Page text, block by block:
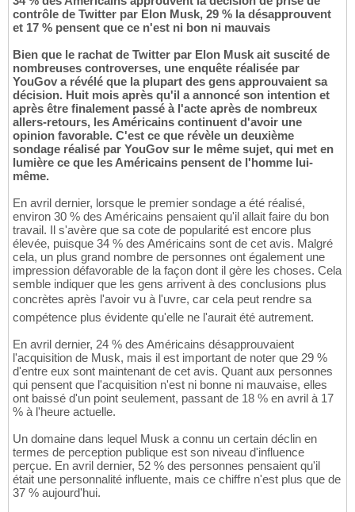
contrôle de Twitter par Elon Musk, 29 % la désapprouvent
et 17 % pensent que ce n'est ni bon ni mauvais
Bien que le rachat de Twitter par Elon Musk ait suscité de
nombreuses controverses, une enquête réalisée par
YouGov a révélé que la plupart des gens approuvaient sa
décision. Huit mois après qu'il a annoncé son intention et
après être finalement passé à l'acte après de nombreux
allers-retours, les Américains continuent d'avoir une
opinion favorable. C'est ce que révèle un deuxième
sondage réalisé par YouGov sur le même sujet, qui met en
lumière ce que les Américains pensent de l'homme lui-
même.
En avril dernier, lorsque le premier sondage a été réalisé,
environ 30 % des Américains pensaient qu'il allait faire du bon
travail. Il s'avère que sa cote de popularité est encore plus
élevée, puisque 34 % des Américains sont de cet avis. Malgré
cela, un plus grand nombre de personnes ont également une
impression défavorable de la façon dont il gère les choses. Cela
semble indiquer que les gens arrivent à des conclusions plus
concrètes après l'avoir vu à l'uvre, car cela peut rendre sa
compétence plus évidente qu'elle ne l'aurait été autrement.
En avril dernier, 24 % des Américains désapprouvaient
l'acquisition de Musk, mais il est important de noter que 29 %
d'entre eux sont maintenant de cet avis. Quant aux personnes
qui pensent que l'acquisition n'est ni bonne ni mauvaise, elles
ont baissé d'un point seulement, passant de 18 % en avril à 17
% à l'heure actuelle.
Un domaine dans lequel Musk a connu un certain déclin en
termes de perception publique est son niveau d'influence
perçue. En avril dernier, 52 % des personnes pensaient qu'il
était une personnalité influente, mais ce chiffre n'est plus que de
37 % aujourd'hui.